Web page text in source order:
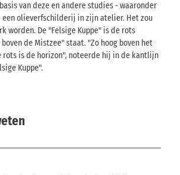
van deze en andere studies - waaronder
een olieverfschilderij in zijn atelier. Het zou
worden. De "Felsige Kuppe" is de rots
de Mistzee" staat. "Zo hoog boven het
rots is de horizon", noteerde hij in de kantlijn
Kuppe".